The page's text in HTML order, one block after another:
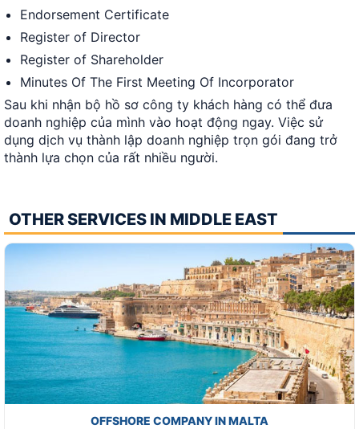
Endorsement Certificate
Register of Director
Register of Shareholder
Minutes Of The First Meeting Of Incorporator
Sau khi nhận bộ hồ sơ công ty khách hàng có thể đưa
doanh nghiệp của mình vào hoạt động ngay. Việc sử
dụng dịch vụ thành lập doanh nghiệp trọn gói đang trở
thành lựa chọn của rất nhiều người.
OTHER SERVICES IN MIDDLE EAST
OFFSHORE COMPANY IN MALTA